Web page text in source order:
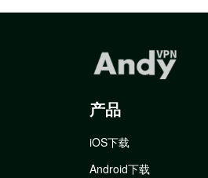
产品
iOS下载
Android下载